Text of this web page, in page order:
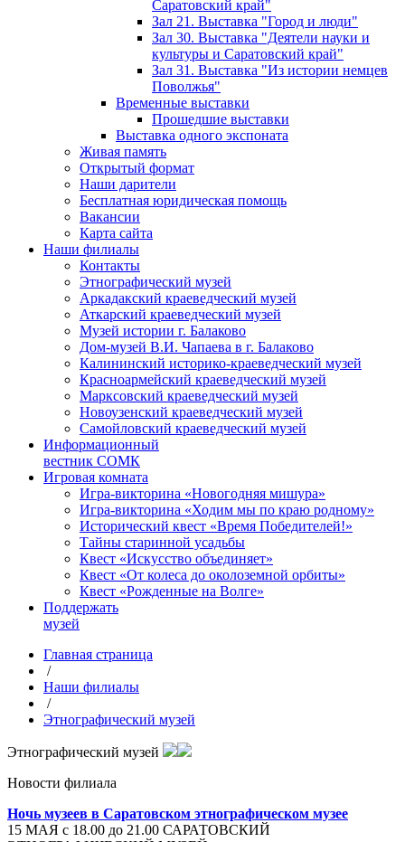
Саратовский край"
Зал 21. Выставка "Город и люди"
Зал 30. Выставка "Деятели науки и
культуры и Саратовский край"
Зал 31. Выставка "Из истории немцев
Поволжья"
Временные выставки
Прошедшие выставки
Выставка одного экспоната
Живая память
Открытый формат
Наши дарители
Бесплатная юридическая помощь
Вакансии
Карта сайта
Наши филиалы
Контакты
Этнографический музей
Аркадакский краеведческий музей
Аткарский краеведческий музей
Музей истории г. Балаково
Дом-музей В.И. Чапаева в г. Балаково
Калининский историко-краеведческий музей
Красноармейский краеведческий музей
Марксовский краеведческий музей
Новоузенский краеведческий музей
Самойловский краеведческий музей
Информационный
вестник СОМК
Игровая комната
Игра-викторина «Новогодняя мишура»
Игра-викторина «Ходим мы по краю родному»
Исторический квест «Время Победителей!»
Тайны старинной усадьбы
Квест «Искусство объединяет»
Квест «От колеса до околоземной орбиты»
Квест «Рожденные на Волге»
Поддержать
музей
Главная страница
/
Наши филиалы
/
Этнографический музей
Этнографический музей
Новости филиала
Ночь музеев в Саратовском этнографическом музее
15 МАЯ с 18.00 до 21.00 САРАТОВСКИЙ